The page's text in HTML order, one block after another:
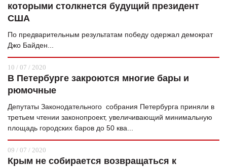
которыми столкнется будущий президент
США
По предварительным результатам победу одержал демократ
Джо Байден...
10 / 07 / 2020
В Петербурге закроются многие бары и
рюмочные
Депутаты Законодательного собрания Петербурга приняли в
третьем чтении законопроект, увеличивающий минимальную
площадь городских баров до 50 ква...
09 / 07 / 2020
Крым не собирается возвращаться к